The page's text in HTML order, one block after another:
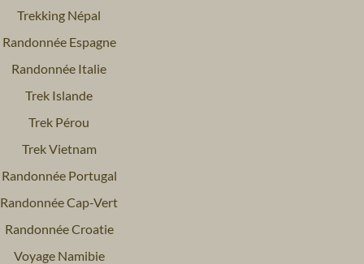
Trekking Népal
Randonnée Espagne
Randonnée Italie
Trek Islande
Trek Pérou
Trek Vietnam
Randonnée Portugal
Randonnée Cap-Vert
Randonnée Croatie
Voyage Namibie